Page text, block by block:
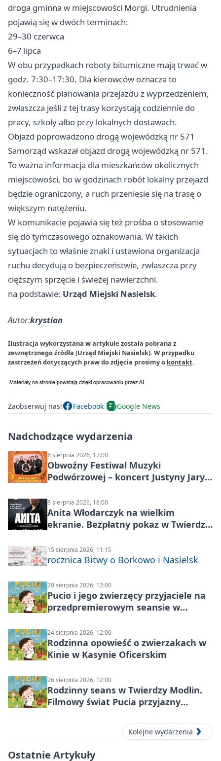
droga gminna w miejscowości Morgi. Utrudnienia
pojawią się w dwóch terminach:
29–30 czerwca
6–7 lipca
W obu przypadkach roboty bitumiczne mają trwać w
godz. 7:30–17:30. Dla kierowców oznacza to
konieczność planowania przejazdu z wyprzedzeniem,
zwłaszcza jeśli z tej trasy korzystają codziennie do
pracy, szkoły albo przy lokalnych dostawach.
Objazd poprowadzono drogą wojewódzką nr 571
Samorząd wskazał objazd drogą wojewódzką nr 571.
To ważna informacja dla mieszkańców okolicznych
miejscowości, bo w godzinach robót lokalny przejazd
będzie ograniczony, a ruch przeniesie się na trasę o
większym natężeniu.
W komunikacie pojawia się też prośba o stosowanie
się do tymczasowego oznakowania. W takich
sytuacjach to właśnie znaki i ustawiona organizacja
ruchu decydują o bezpieczeństwie, zwłaszcza przy
cięższym sprzęcie i świeżej nawierzchni.
na podstawie: Urząd Miejski Nasielsk.
Autor:krystian
Ilustracja wykorzystana w artykule została pobrana z
zewnętrznego źródła (Urząd Miejski Nasielsk). W przypadku
zastrzeżeń dotyczących praw do zdjęcia prosimy o kontakt.
Zaobserwuj nas! Facebook Google News
Nadchodzące wydarzenia
8 sierpnia 2026, 17:00
Obwoźny Festiwal Muzyki
Podwórzowej – koncert Justyny Jary i
8 sierpnia 2026, 18:00
Anita Włodarczyk na wielkim
ekranie. Bezpłatny pokaz w Twierdzy
15 sierpnia 2026, 11:15
rocznica Bitwy o Borkowo i Nasielsk
20 sierpnia 2026, 12:00
Pucio i jego zwierzęcy przyjaciele na
przedpremierowym seansie w
24 sierpnia 2026, 12:00
Rodzinna opowieść o zwierzakach w
Kinie w Kasynie Oficerskim
26 sierpnia 2026, 12:00
Rodzinny seans w Twierdzy Modlin.
Filmowy świat Pucia przyjazny
Kolejne wydarzenia
Ostatnie Artykuły